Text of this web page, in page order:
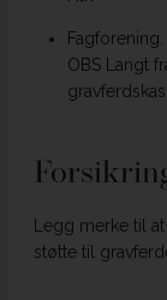
Fagforening.
OBS Langt
Legg merke til
støtte til